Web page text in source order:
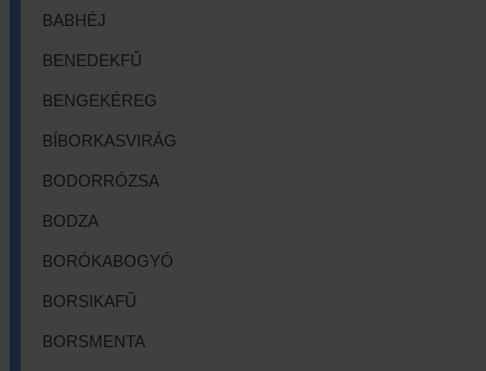
BABHÉJ
BENEDEKFŰ
BENGEKÉREG
BÍBORKASVIRÁG
BODORRÓZSA
BODZA
BORÓKABOGYÓ
BORSIKAFŰ
BORSMENTA